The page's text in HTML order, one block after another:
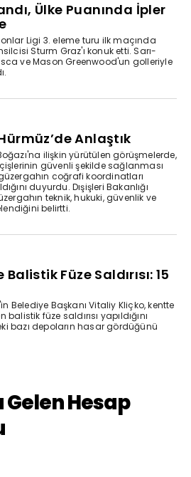
Ülke Puanında İpler
Ligi 3. eleme turu ilk maçında
Sturm Graz'ı konuk etti. Sarı-
ve Mason Greenwood'un golleriyle
Anlaştık
ilişkin yürütülen görüşmelerde,
güvenli şekilde sağlanması
coğrafi koordinatları
duyurdu. Dışişleri Bakanlığı
teknik, hukuki, güvenlik ve
belirtti.
Füze Saldırısı: 15
Belediye Başkanı Vitaliy Kliçko, kentte
füze saldırısı yapıldığını
bazı depoların hasar gördüğünü